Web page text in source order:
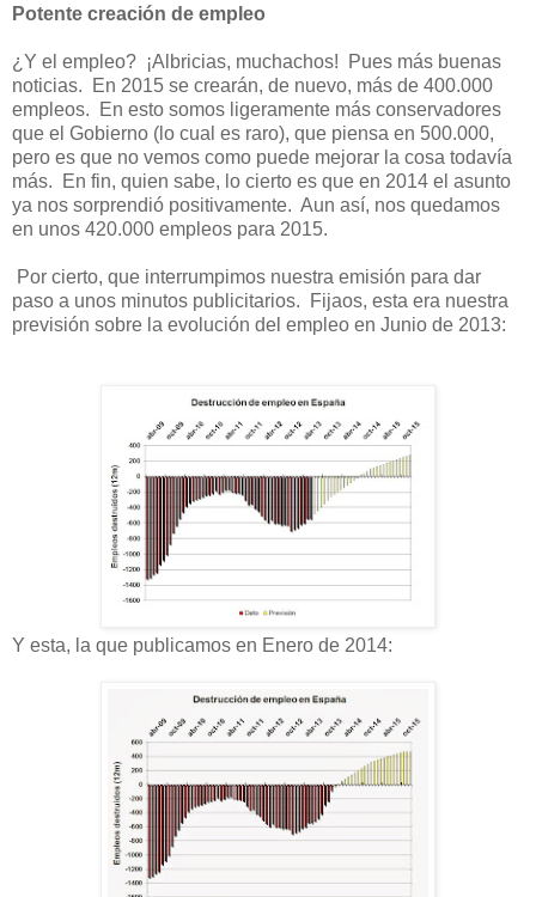
Potente creación de empleo
¿Y el empleo? ¡Albricias, muchachos! Pues más buenas
noticias. En 2015 se crearán, de nuevo, más de 400.000
empleos. En esto somos ligeramente más conservadores
que el Gobierno (lo cual es raro), que piensa en 500.000,
pero es que no vemos como puede mejorar la cosa todavía
más. En fin, quien sabe, lo cierto es que en 2014 el asunto
ya nos sorprendió positivamente. Aun así, nos quedamos
en unos 420.000 empleos para 2015.
Por cierto, que interrumpimos nuestra emisión para dar
paso a unos minutos publicitarios. Fijaos, esta era nuestra
previsión sobre la evolución del empleo en Junio de 2013:
Y esta, la que publicamos en Enero de 2014: